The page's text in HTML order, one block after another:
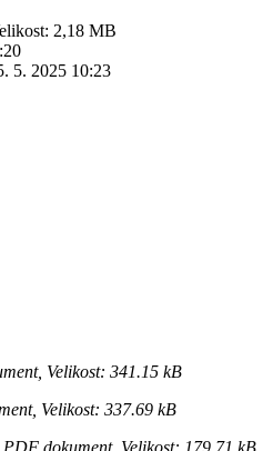
2,18 MB
5. 2025 10:23
Velikost: 341.15 kB
Velikost: 337.69 kB
dokument, Velikost: 179.71 kB